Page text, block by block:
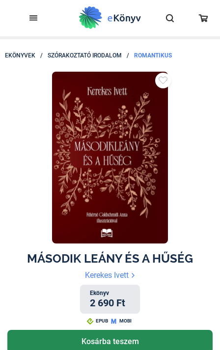
EKÖNYVEK / SZÓRAKOZTATÓ IRODALOM / ROMANTIKUS
MÁSODIK LEÁNY ÉS A HŰSÉG
Kerekes Ivett
Ekönyv
2 690 Ft
EPUB MOBI
Kosárba teszem